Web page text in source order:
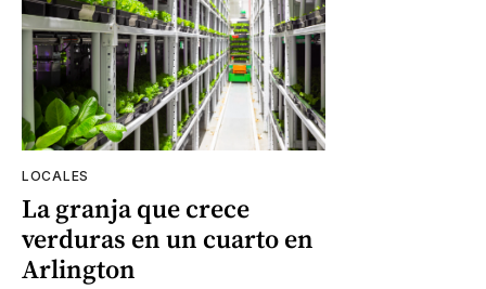
LOCALES
La granja que crece
verduras en un cuarto en
Arlington